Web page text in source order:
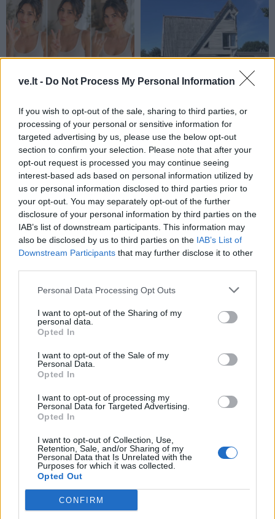
ve.lt - Do Not Process My Personal Information
If you wish to opt-out of the sale, sharing to third parties, or
processing of your personal or sensitive information for
targeted advertising by us, please use the below opt-out
section to confirm your selection. Please note that after your
opt-out request is processed you may continue seeing
interest-based ads based on personal information utilized by
us or personal information disclosed to third parties prior to
your opt-out. You may separately opt-out of the further
disclosure of your personal information by third parties on the
IAB’s list of downstream participants. This information may
also be disclosed by us to third parties on the IAB’s List of
Downstream Participants that may further disclose it to other
Personal Data Processing Opt Outs
I want to opt-out of the Sharing of my
personal data.
Opted In
I want to opt-out of the Sale of my
Personal Data.
Opted In
I want to opt-out of processing my
Personal Data for Targeted Advertising.
Opted In
I want to opt-out of Collection, Use,
Retention, Sale, and/or Sharing of my
Personal Data that Is Unrelated with the
Purposes for which it was collected.
Opted Out
CONFIRM
Laisvalaikis
Pasirinkite gestą ir
sužinokite, ką jumyse
pastebi pirmiausia, bet
retai pasako garsiai
Laisvalaikis
Bulvaras: jei po lygiai, tai
po lygiai(1)
Laisvalaikis
Ar jums pakaks
išradingumo teisingai
galvosūkį, panaudojant
tik vieną degtuką?
Laisvalaikis
Aiškiaregės pranašystė:
numatė katastrofišką
karo pabaigą Ukrainoje
(14)